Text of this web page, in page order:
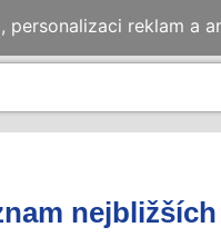
reklam a